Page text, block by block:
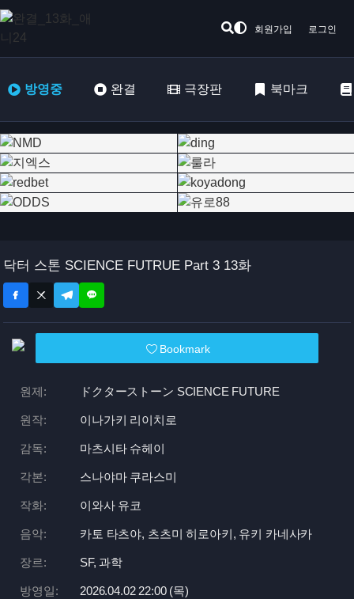
회원가입 로그인
방영중 완결 극장판 북마크
닥터 스톤 SCIENCE FUTRUE Part 3 13화
Bookmark
원제: ドクターストーン SCIENCE FUTURE
원작: 이나가키 리이치로
감독: 마츠시타 슈헤이
각본: 스나야마 쿠라스미
작화: 이와사 유코
음악: 카토 타츠야, 츠츠미 히로아키, 유키 카네사카
장르: SF, 과학
방영일: 2026.04.02 22:00 (목)